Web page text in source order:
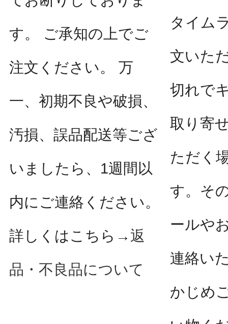
す。 ご承知の上でご
注文ください。 万
一、初期不良や破損、
汚損、誤品配送等ござ
いましたら、1週間以
内にご連絡ください。
詳しくはこちら→ 返
品・不良品について
タイム
文いた
切れで
取り寄
ただく
す。そ
ールや
連絡い
かじめ